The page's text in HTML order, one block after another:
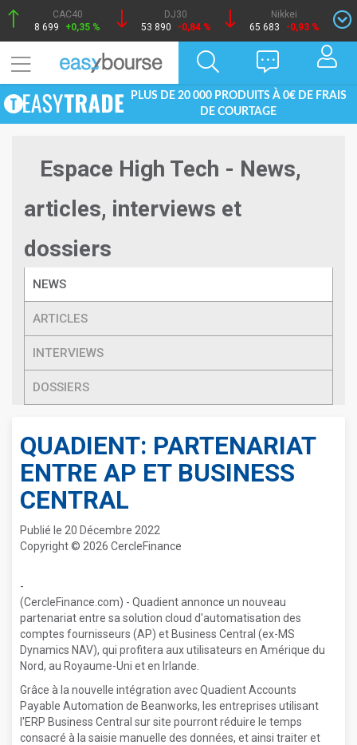
CAC40
8 699
+0,35 %
DJ30
53 890
-0,84 %
Nikkei
65 683
-0,93 %
PLUS DE 20 000 PRODUITS À 0€ DE FRAIS
DE COURTAGE
Espace High Tech - News,
articles, interviews et
dossiers
NEWS
ARTICLES
INTERVIEWS
DOSSIERS
QUADIENT: PARTENARIAT
ENTRE AP ET BUSINESS
CENTRAL
Publié le 20 Décembre 2022
Copyright © 2026 CercleFinance
-
(CercleFinance.com) - Quadient annonce un nouveau
partenariat entre sa solution cloud d'automatisation des
comptes fournisseurs (AP) et Business Central (ex-MS
Dynamics NAV), qui profitera aux utilisateurs en Amérique du
Nord, au Royaume-Uni et en Irlande.
Grâce à la nouvelle intégration avec Quadient Accounts
Payable Automation de Beanworks, les entreprises utilisant
l'ERP Business Central sur site pourront réduire le temps
consacré à la saisie manuelle des données, et ainsi traiter et